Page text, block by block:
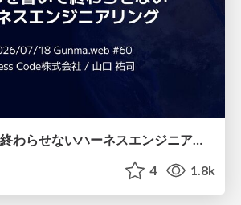
ルールを書いて終わらせないハーネスエンジニアリング
4 1.8k